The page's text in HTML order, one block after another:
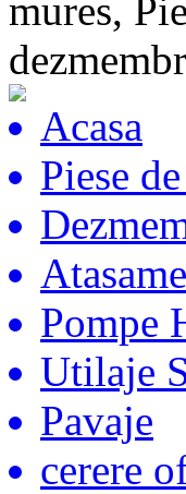
Acasa
Piese
Pompe
Utilaje
Pavaje
cerere